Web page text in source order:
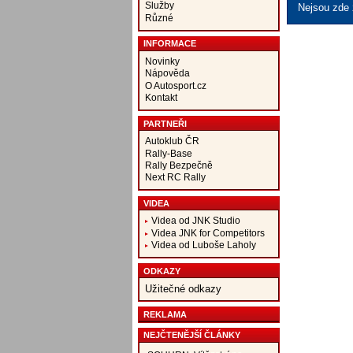
Služby
Různé
INFORMACE
Novinky
Nápověda
O Autosport.cz
Kontakt
PARTNEŘI
Autoklub ČR
Rally-Base
Rally Bezpečně
Next RC Rally
VIDEA
Videa od JNK Studio
Videa JNK for Competitors
Videa od Luboše Laholy
ODKAZY
Užitečné odkazy
REKLAMA
NEJČTENĚJŠÍ ČLÁNKY
Nejsou zde